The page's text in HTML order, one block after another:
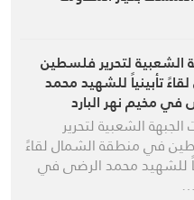
الشعبية لتحرير فلسطين
تأبينياً للشهيد محمد
مخيم نهر البارد
الشعبية لتحرير
في منطقة الشمال لقاءً
للشهيد محمد الرضى في